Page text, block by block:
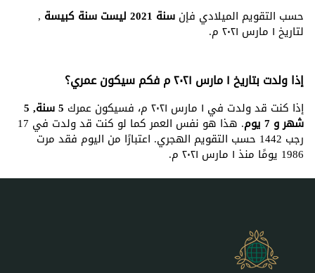
حسب التقويم الميلادي فإن سنة 2021 ليست سنة كبيسة ,
لتاريخ ١ مارس ٢٠٢١ م.
إذا ولدت بتاريخ ١ مارس ٢٠٢١ م فكم سيكون عمري؟
إذا كنت قد ولدت في ١ مارس ٢٠٢١ م، فسيكون عمرك 5 سنة, 5
شهر و 7 يوم . هذا هو نفس العمر كما لو كنت قد ولدت في 17
رجب 1442 حسب التقويم الهجري. اعتبارًا من اليوم فقد مرت
1986 يومًا منذ ١ مارس ٢٠٢١ م.